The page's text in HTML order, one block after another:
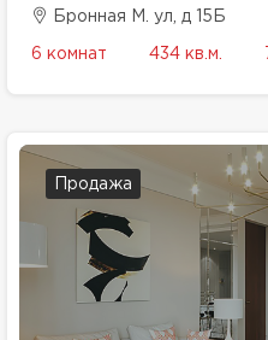
Бронная М. ул, д 15Б
6 комнат 434 кв.м.
Продажа